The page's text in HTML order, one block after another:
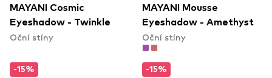
MAYANI Cosmic
Eyeshadow - Twinkle
Oční stíny
-15%
MAYANI Mousse
Eyeshadow - Amethyst
Oční stíny
-15%